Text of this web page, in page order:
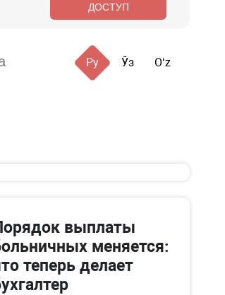
ДОСТУП
Ру Ўз Oʻz
выплаты
меняется:
теперь делает